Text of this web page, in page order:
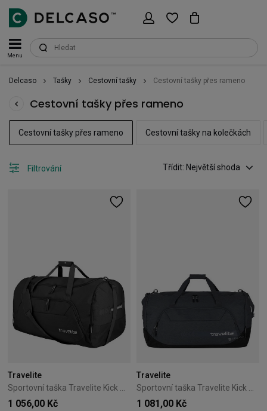
Menu
Delcaso Tašky Cestovní tašky Cestovní tašky přes rameno
Cestovní tašky přes rameno
Cestovní tašky přes rameno Cestovní tašky na kolečkách
Třídit: Největší shoda
Filtrování
Travelite
1 056,00 Kč
Travelite
1 081,00 Kč